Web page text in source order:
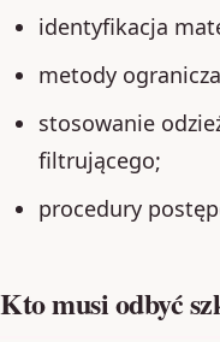
identyfikacja
metody
stosowanie
filtrującego;
procedury
Kto musi odbyć